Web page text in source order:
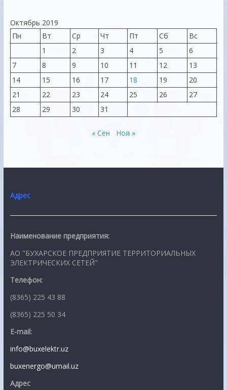
Октябрь 2019
Пн
Вт Ср Чт Пт Сб
Вс
1
2 3 4 5
6
7
8 9 10 11 12
13
14
15 16 17 18 19
20
21
22 23 24 25 26
27
28
29 30 31
« Сен Ноя »
Адрес
Наименование предприятия:
АО "БУХАРСКОЕ ПРЕДПРИЯТИЕ ТЕРРИТОРИАЛЬНЫХ
ЭЛЕКТРИЧЕСКИХ СЕТЕЙ"
Телефон:
(8365) 225 43 88
(8365) 225 50 34
E-mail:
info@buxelektr.uz
buxenergo@umail.uz
Адрес